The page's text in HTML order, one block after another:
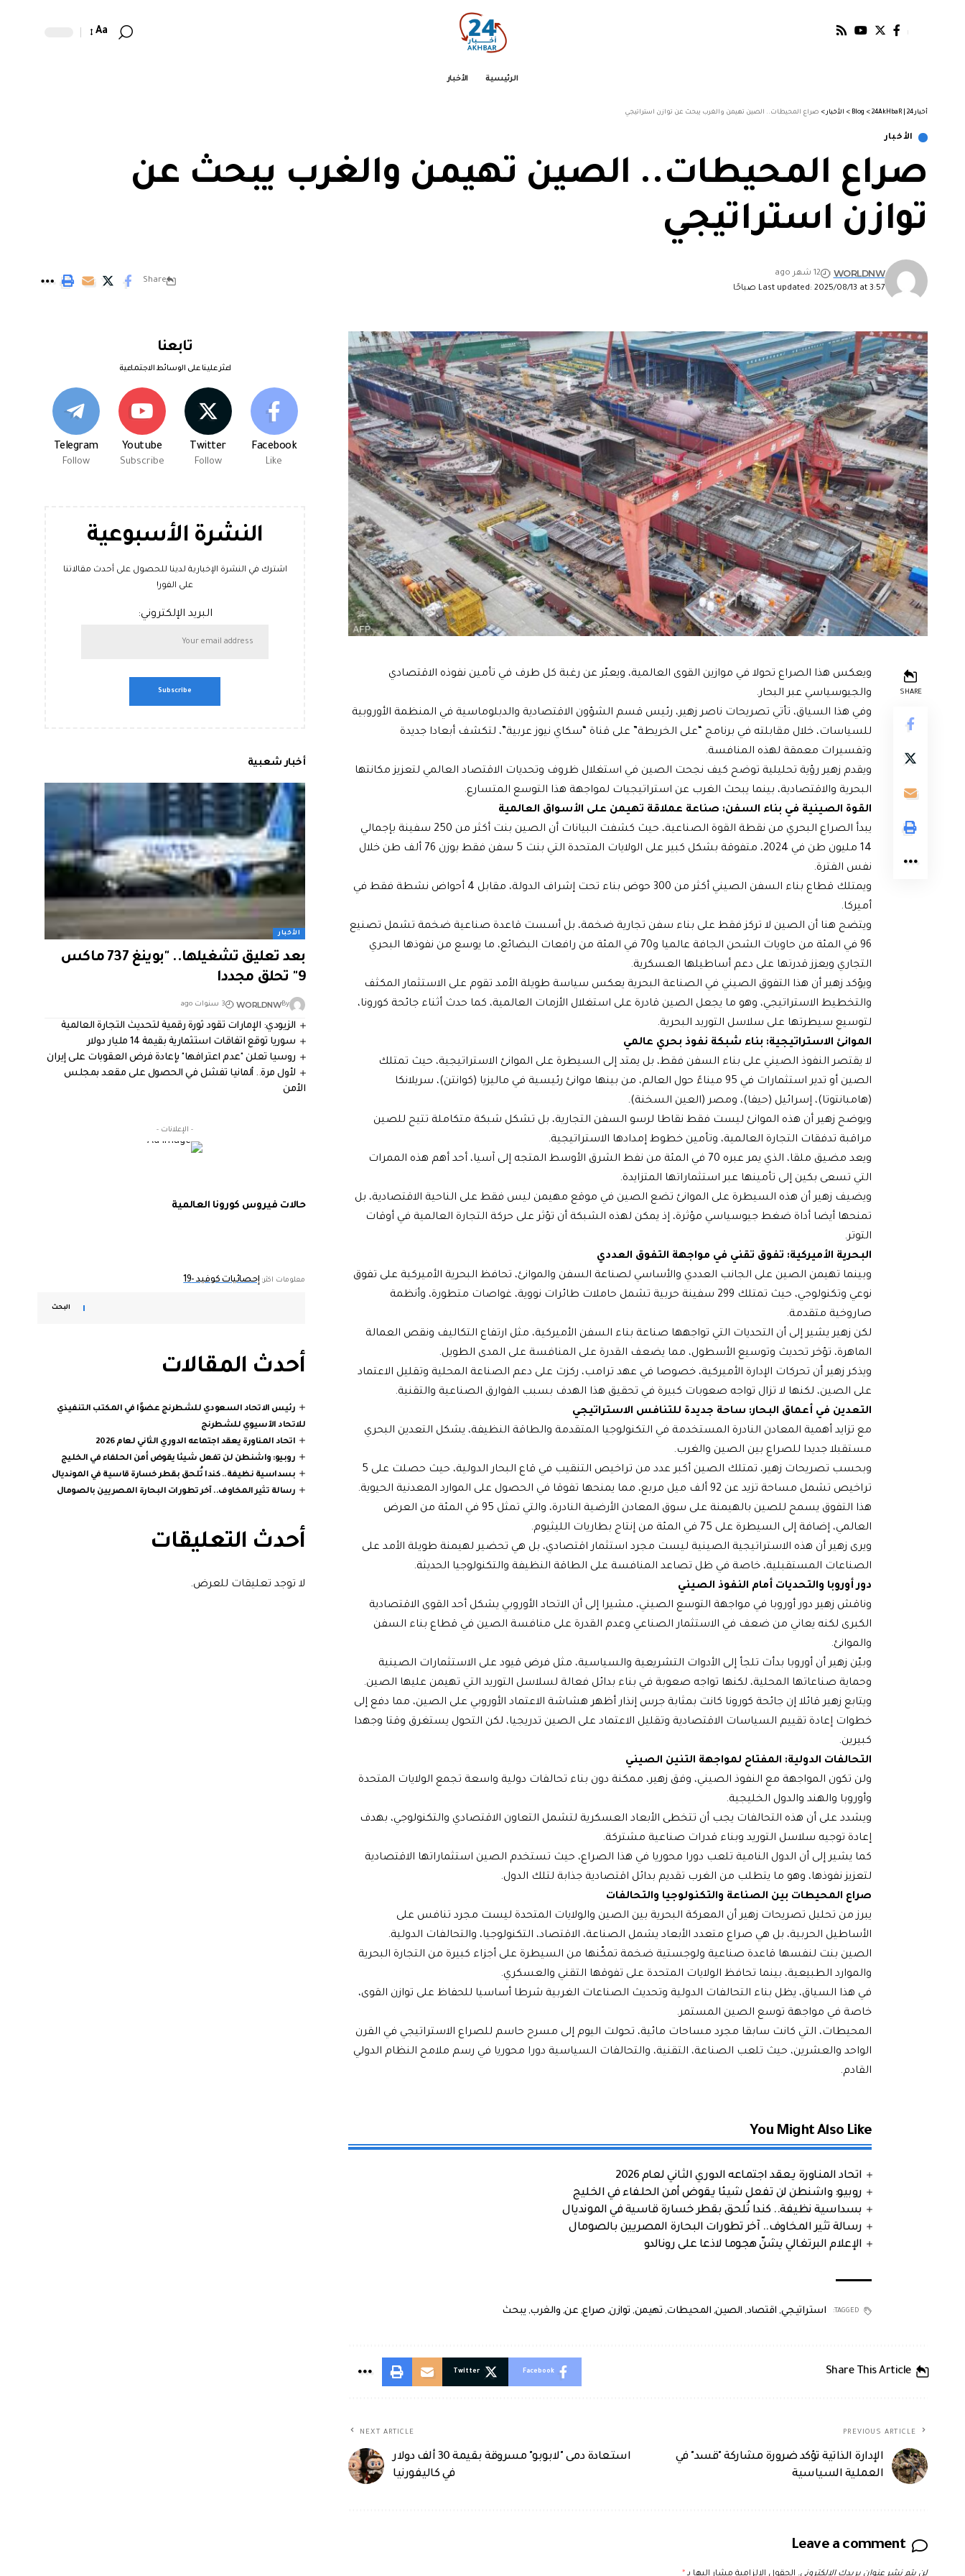
Aa
الرئيسية الأخبار
أخبار 24 | 24AkHbaR >
Blog
> الأخبار > صراع المحيطات.. الصين تهيمن والغرب يبحث عن توازن استراتيجي
الأخبار
صراع المحيطات.. الصين تهيمن والغرب يبحث عن
توازن استراتيجي
Last updated: 2025/08/13 at 3:57 صباحًا
WORLDNW
12 شهر ago
Share
SHARE
ويعكس هذا الصراع تحولا في موازين القوى العالمية، ويعبّر عن رغبة كل طرف في تأمين نفوذه الاقتصادي
والجيوسياسي عبر البحار.
وفي هذا السياق، تأتي تصريحات ناصر زهير، رئيس قسم الشؤون الاقتصادية والدبلوماسية في المنظمة الأوروبية
للسياسات، خلال مقابلته في برنامج “على الخريطة” على قناة “سكاي نيوز عربية”، لتكشف أبعادا جديدة
وتفسيرات معمقة لهذه المنافسة.
ويقدم زهير رؤية تحليلية توضح كيف نجحت الصين في استغلال ظروف وتحديات الاقتصاد العالمي لتعزيز مكانتها
البحرية والاقتصادية، بينما يبحث الغرب عن استراتيجيات لمواجهة هذا التوسع المتسارع.
القوة الصينية في بناء السفن: صناعة عملاقة تهيمن على الأسواق العالمية
يبدأ الصراع البحري من نقطة القوة الصناعية، حيث كشفت البيانات أن الصين بنت أكثر من 250 سفينة بإجمالي
14 مليون طن في 2024، متفوقة بشكل كبير على الولايات المتحدة التي بنت 5 سفن فقط بوزن 76 ألف طن خلال
نفس الفترة.
ويمتلك قطاع بناء السفن الصيني أكثر من 300 حوض بناء تحت إشراف الدولة، مقابل 4 أحواض نشطة فقط في
أميركا.
ويتضح هنا أن الصين لا تركز فقط على بناء سفن تجارية ضخمة، بل أسست قاعدة صناعية ضخمة تشمل تصنيع
96 في المئة من حاويات الشحن الجافة عالميا و70 في المئة من رافعات البضائع، ما يوسع من نفوذها البحري
التجاري ويعزز قدرتها على دعم أساطيلها العسكرية.
ويؤكد زهير أن هذا التفوق الصيني في الصناعة البحرية يعكس سياسة طويلة الأمد تقوم على الاستثمار المكثف
والتخطيط الاستراتيجي، وهو ما يجعل الصين قادرة على استغلال الأزمات العالمية، كما حدث أثناء جائحة كورونا،
لتوسيع سيطرتها على سلاسل التوريد البحرية.
الموانئ الاستراتيجية: بناء شبكة نفوذ بحري عالمي
لا يقتصر النفوذ الصيني على بناء السفن فقط، بل يمتد إلى السيطرة على الموانئ الاستراتيجية، حيث تمتلك
الصين أو تدير استثمارات في 95 ميناءً حول العالم، من بينها موانئ رئيسية في ماليزيا (كوانتن)، سريلانكا
(هامبانتوتا)، إسرائيل (حيفا)، ومصر (العين السخنة).
ويوضح زهير أن هذه الموانئ ليست فقط نقاطا لرسو السفن التجارية، بل تشكل شبكة متكاملة تتيح للصين
مراقبة تدفقات التجارة العالمية، وتأمين خطوط إمدادها الاستراتيجية.
ويعد مضيق ملقا، الذي يمر عبره 70 في المئة من نفط الشرق الأوسط المتجه إلى آسيا، أحد أهم هذه الممرات
التي تسعى بكين إلى تأمينها عبر استثماراتها المتزايدة.
ويضيف زهير أن هذه السيطرة على الموانئ تضع الصين في موقع مهيمن ليس فقط على الناحية الاقتصادية، بل
تمنحها أيضا أداة ضغط جيوسياسي مؤثرة، إذ يمكن لهذه الشبكة أن تؤثر على حركة التجارة العالمية في أوقات
التوتر.
البحرية الأميركية: تفوق تقني في مواجهة التفوق العددي
وبينما تهيمن الصين على الجانب العددي والأساسي لصناعة السفن والموانئ، تحافظ البحرية الأميركية على تفوق
نوعي وتكنولوجي، حيث تمتلك 299 سفينة حربية تشمل حاملات طائرات نووية، غواصات متطورة، وأنظمة
صاروخية متقدمة.
لكن زهير يشير إلى أن التحديات التي تواجهها صناعة بناء السفن الأميركية، مثل ارتفاع التكاليف ونقص العمالة
الماهرة، تؤخر تحديث وتوسيع الأسطول، مما يضعف القدرة على المنافسة على المدى الطويل.
ويذكر زهير أن تحركات الإدارة الأميركية، خصوصا في عهد ترامب، ركزت على دعم الصناعة المحلية وتقليل الاعتماد
على الصين، لكنها لا تزال تواجه صعوبات كبيرة في تحقيق هذا الهدف بسبب الفوارق الصناعية والتقنية.
التعدين في أعماق البحار: ساحة جديدة للتنافس الاستراتيجي
مع تزايد أهمية المعادن النادرة المستخدمة في التكنولوجيا المتقدمة والطاقة النظيفة، يشكل التعدين البحري
مستقبلا جديدا للصراع بين الصين والغرب.
وبحسب تصريحات زهير، تمتلك الصين أكبر عدد من تراخيص التنقيب في قاع البحار الدولية، حيث حصلت على 5
تراخيص تشمل مساحة تزيد عن 92 ألف ميل مربع، مما يمنحها تفوقا في الحصول على الموارد المعدنية الحيوية.
هذا التفوق يسمح للصين بالهيمنة على سوق المعادن الأرضية النادرة، والتي تمثل 95 في المئة من العرض
العالمي، إضافة إلى السيطرة على 75 في المئة من إنتاج بطاريات الليثيوم.
ويرى زهير أن هذه الاستراتيجية الصينية ليست مجرد استثمار اقتصادي، بل هي تحضير لهيمنة طويلة الأمد على
الصناعات المستقبلية، خاصة في ظل تصاعد المنافسة على الطاقة النظيفة والتكنولوجيا الحديثة.
دور أوروبا والتحديات أمام النفوذ الصيني
وناقش زهير دور أوروبا في مواجهة التوسع الصيني، مشيرا إلى أن الاتحاد الأوروبي يشكل أحد القوى الاقتصادية
الكبرى لكنه يعاني من ضعف في الاستثمار الصناعي وعدم القدرة على منافسة الصين في قطاع بناء السفن
والموانئ.
وبيّن زهير أن أوروبا بدأت تلجأ إلى الأدوات التشريعية والسياسية، مثل فرض قيود على الاستثمارات الصينية
وحماية صناعاتها المحلية، لكنها تواجه صعوبة في بناء بدائل فعالة لسلاسل التوريد التي تهيمن عليها الصين.
ويتابع زهير قائلا إن جائحة كورونا كانت بمثابة جرس إنذار أظهر هشاشة الاعتماد الأوروبي على الصين، مما دفع إلى
خطوات إعادة تقييم السياسات الاقتصادية وتقليل الاعتماد على الصين تدريجيا، لكن التحول يستغرق وقتا وجهدا
كبيرين.
التحالفات الدولية: المفتاح لمواجهة التنين الصيني
ولن تكون المواجهة مع النفوذ الصيني، وفق زهير، ممكنة دون بناء تحالفات دولية واسعة تجمع الولايات المتحدة
وأوروبا والهند والدول الخليجية.
ويشدد على أن هذه التحالفات يجب أن تتخطى الأبعاد العسكرية لتشمل التعاون الاقتصادي والتكنولوجي، بهدف
إعادة توجيه سلاسل التوريد وبناء قدرات صناعية مشتركة.
كما يشير إلى أن الدول النامية تلعب دورا محوريا في هذا الصراع، حيث تستخدم الصين استثماراتها الاقتصادية
لتعزيز نفوذها، وهو ما يتطلب من الغرب تقديم بدائل اقتصادية جذابة لتلك الدول.
صراع المحيطات بين الصناعة والتكنولوجيا والتحالفات
يبرز من تحليل تصريحات زهير أن المعركة البحرية بين الصين والولايات المتحدة ليست مجرد تنافس على
الأساطيل الحربية، بل هي صراع متعدد الأبعاد يشمل الصناعة، الاقتصاد، التكنولوجيا، والتحالفات الدولية.
الصين بنت لنفسها قاعدة صناعية ولوجستية ضخمة تمكّنها من السيطرة على أجزاء كبيرة من التجارة البحرية
والموارد الطبيعية، بينما تحافظ الولايات المتحدة على تفوقها التقني والعسكري.
في هذا السياق، يظل بناء التحالفات الدولية وتحديث الصناعات الغربية شرطا أساسيا للحفاظ على توازن القوى،
خاصة في مواجهة توسع الصين المستمر.
المحيطات، التي كانت سابقا مجرد مساحات مائية، تحولت اليوم إلى مسرح حاسم للصراع الاستراتيجي في القرن
الواحد والعشرين، حيث تلعب الصناعة، التقنية، والتحالفات السياسية دورا محوريا في رسم ملامح النظام الدولي
القادم.
You Might Also Like
اتحاد المناورة يعقد اجتماعه الدوري الثاني لعام 2026
روبيو: واشنطن لن تفعل شيئا يقوض أمن الحلفاء في الخليج
بسداسية نظيفة.. كندا تُلحق بقطر خسارة قاسية في المونديال
رسالة تثير المخاوف.. آخر تطورات البحارة المصريين بالصومال
الإعلام البرتغالي يشنّ هجوما لاذعا على رونالدو
TAGGED: استراتيجي, اقتصاد, الصين, المحيطات, تهيمن, توازن, صراع, عن, والغرب, يبحث
Share This Article
Facebook
Twitter
PREVIOUS ARTICLE
الإدارة الذاتية تؤكد ضرورة مشاركة "قسد" في
العملية السياسية
NEXT ARTICLE
استعادة دمى "لابوبو" مسروقة بقيمة 30 ألف دولار
في كاليفورنيا
Leave a comment
تابعنا
اعثر علينا على الوسائط الاجتماعية
Facebook
Like
Twitter
Follow
Youtube
Subscribe
Telegram
Follow
النشرة الأسبوعية
اشترك في النشرة الإخبارية لدينا للحصول على أحدث مقالاتنا
على الفور!
البريد الإلكتروني:
أخبار شعبية
الأخبار
بعد تعليق تشغيلها.. "بوينغ 737 ماكس
9" تحلق مجددا
By
WORLDNW 3 سنوات ago
الزيودي: الإمارات تقود ثورة رقمية لتحديث التجارة العالمية
سوريا توقع اتفاقات استثمارية بقيمة 14 مليار دولار
روسيا تعلن "عدم اعترافها" بإعادة فرض العقوبات على إيران
لأول مرة.. ألمانيا تفشل في الحصول على مقعد بمجلس
الأمن
- الإعلانات -
حالات فيروس كورونا العالمية
معلومات اكثر: إحصائيات كوفيد -19
البحث
أحدث المقالات
رئيس الاتحاد السعودي للشطرنج عضوًا في المكتب التنفيذي
للاتحاد الآسيوي للشطرنج
اتحاد المناورة يعقد اجتماعه الدوري الثاني لعام 2026
روبيو: واشنطن لن تفعل شيئا يقوض أمن الحلفاء في الخليج
بسداسية نظيفة.. كندا تُلحق بقطر خسارة قاسية في المونديال
رسالة تثير المخاوف.. آخر تطورات البحارة المصريين بالصومال
أحدث التعليقات
لا توجد تعليقات للعرض.